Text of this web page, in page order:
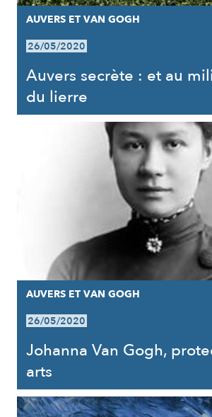
AUVERS ET VAN GOGH
26/05/2020
Auvers secrète : et au
du lierre
AUVERS ET VAN GOGH
26/05/2020
Johanna Van Gogh,
arts